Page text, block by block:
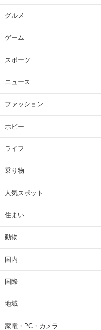
グルメ
ゲーム
スポーツ
ニュース
ファッション
ホビー
ライフ
乗り物
人気スポット
住まい
動物
国内
国際
地域
家電・PC・カメラ